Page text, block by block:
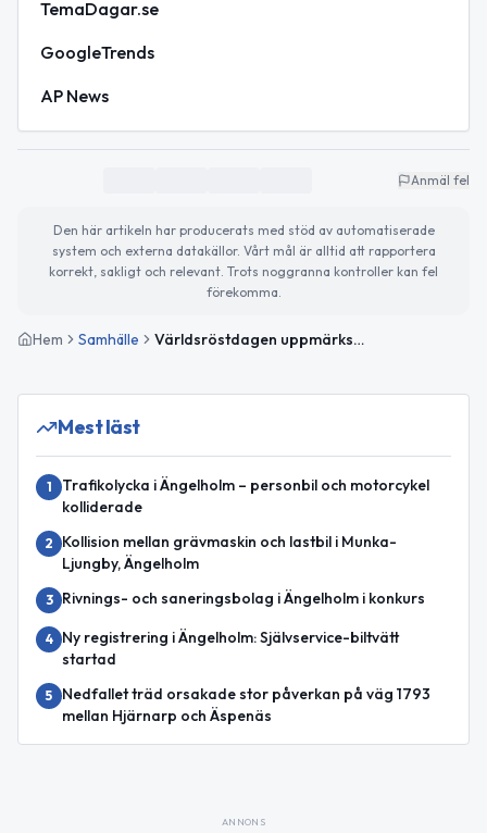
TemaDagar.se
GoogleTrends
AP News
Anmäl fel
Den här artikeln har producerats med stöd av automatiserade
system och externa datakällor. Vårt mål är alltid att rapportera
korrekt, sakligt och relevant. Trots noggranna kontroller kan fel
förekomma.
Hem Samhälle Världsröstdagen uppmärksammas – så blir vädret idag
Mest läst
1
Trafikolycka i Ängelholm – personbil och motorcykel
kolliderade
2
Kollision mellan grävmaskin och lastbil i Munka-
Ljungby, Ängelholm
3 Rivnings- och saneringsbolag i Ängelholm i konkurs
4
Ny registrering i Ängelholm: Självservice-biltvätt
startad
5
Nedfallet träd orsakade stor påverkan på väg 1793
mellan Hjärnarp och Äspenäs
ANNONS